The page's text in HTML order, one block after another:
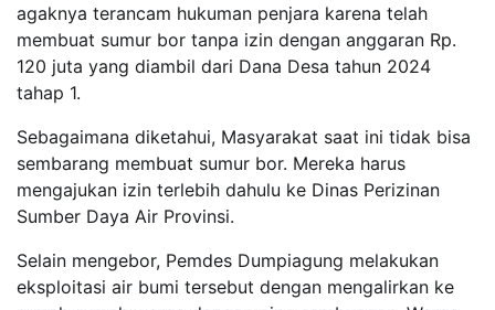
agaknya terancam hukuman penjara karena telah
membuat sumur bor tanpa izin dengan anggaran Rp.
120 juta yang diambil dari Dana Desa tahun 2024
tahap 1.
Sebagaimana diketahui, Masyarakat saat ini tidak bisa
sembarang membuat sumur bor. Mereka harus
mengajukan izin terlebih dahulu ke Dinas Perizinan
Sumber Daya Air Provinsi.
Selain mengebor, Pemdes Dumpiagung melakukan
eksploitasi air bumi tersebut dengan mengalirkan ke